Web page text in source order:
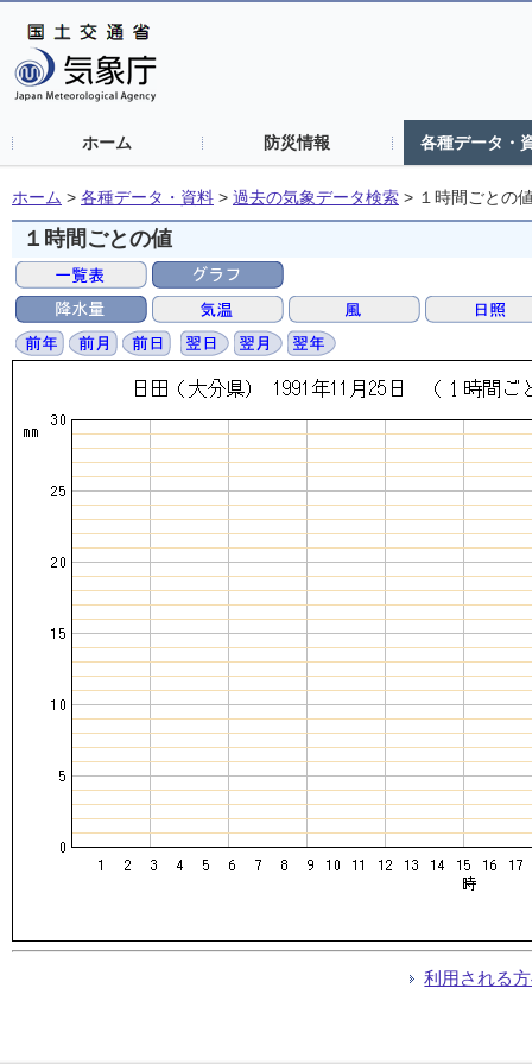
ホーム 防災情報 各種データ・
ホーム > 各種データ・資料 > 過去の気象データ検索 > １時間ごとの
１時間ごとの値
利用される